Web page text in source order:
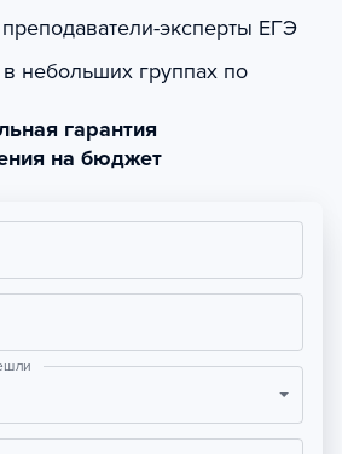
эксперты ЕГЭ
небольших группах по
гарантия
на бюджет